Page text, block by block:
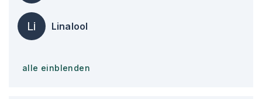
Li Linalool
alle einblenden